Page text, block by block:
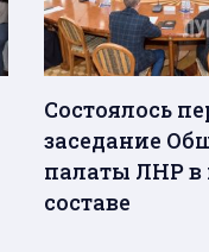
Состоялось
заседание
палаты ЛНР в
составе